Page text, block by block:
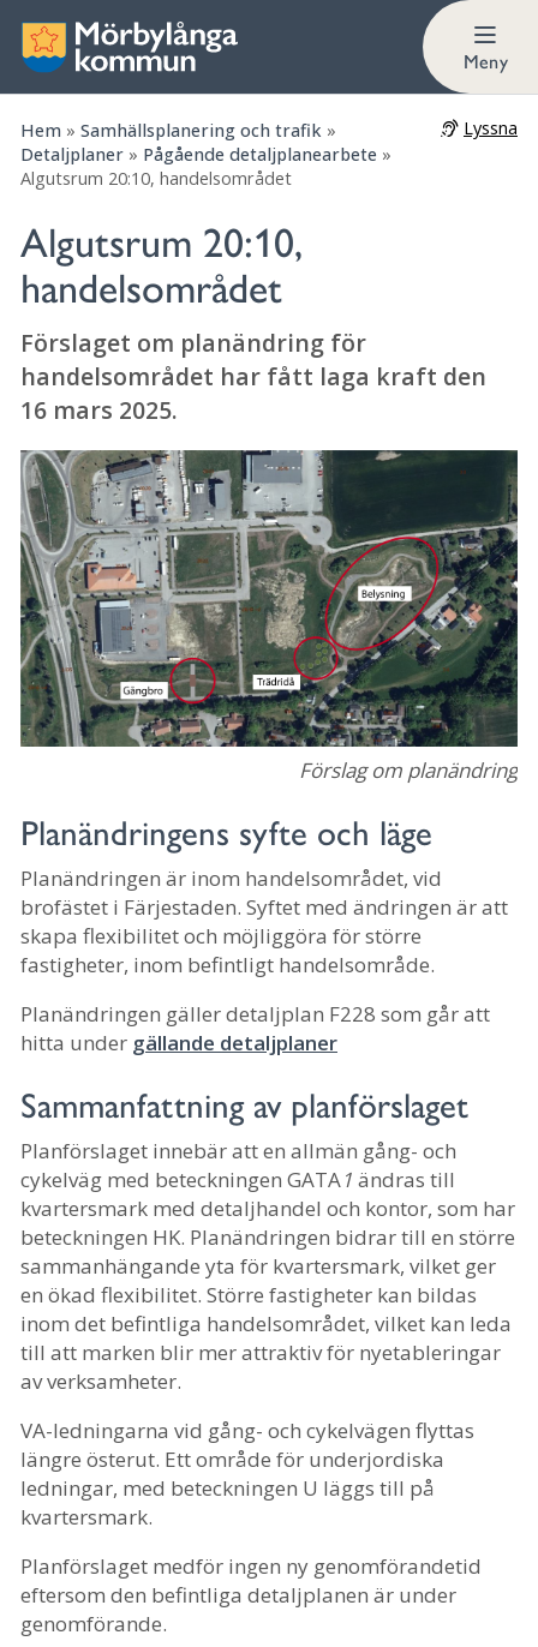
Meny
Hem » Samhällsplanering och trafik »
Detaljplaner » Pågående detaljplanearbete »
Algutsrum 20:10, handelsområdet
Lyssna
Algutsrum 20:10,
handelsområdet
Förslaget om planändring för
handelsområdet har fått laga kraft den
16 mars 2025.
Förslag om planändring
Planändringens syfte och läge
Planändringen är inom handelsområdet, vid
brofästet i Färjestaden. Syftet med ändringen är att
skapa flexibilitet och möjliggöra för större
fastigheter, inom befintligt handelsområde.
Planändringen gäller detaljplan F228 som går att
hitta under gällande detaljplaner
Sammanfattning av planförslaget
Planförslaget innebär att en allmän gång- och
cykelväg med beteckningen GATA1 ändras till
kvartersmark med detaljhandel och kontor, som har
beteckningen HK. Planändringen bidrar till en större
sammanhängande yta för kvartersmark, vilket ger
en ökad flexibilitet. Större fastigheter kan bildas
inom det befintliga handelsområdet, vilket kan leda
till att marken blir mer attraktiv för nyetableringar
av verksamheter.
VA-ledningarna vid gång- och cykelvägen flyttas
längre österut. Ett område för underjordiska
ledningar, med beteckningen U läggs till på
kvartersmark.
Planförslaget medför ingen ny genomförandetid
eftersom den befintliga detaljplanen är under
genomförande.
Undersökning om betydande miljöpåverkan